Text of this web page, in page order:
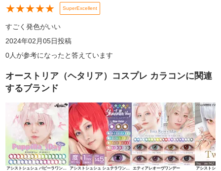
★★★★★ SuperExcellent
すごく発色がいい
2024年02月05日投稿
0人が参考になったと答えています
オーストリア（ヘタリア）コスプレ カラコンに関連
するブランド
アシストシュシュ パピーラワンデー アシストシュシュ シュテラワンデー エティアレオーヴワンデー